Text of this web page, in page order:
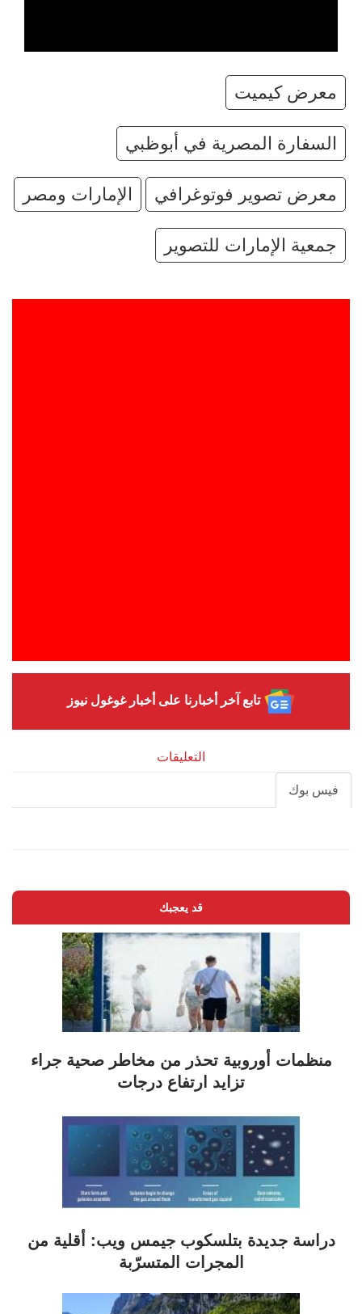
معرض كيميت
السفارة المصرية في أبوظبي
معرض تصوير فوتوغرافي الإمارات ومصر
جمعية الإمارات للتصوير
تابع آخر أخبارنا على أخبار غوغول نيوز
التعليقات
فيس بوك
قد يعجبك
منظمات أوروبية تحذر من مخاطر صحية جراء
تزايد ارتفاع درجات
دراسة جديدة بتلسكوب جيمس ويب: أقلية من
المجرات المتسرّبة